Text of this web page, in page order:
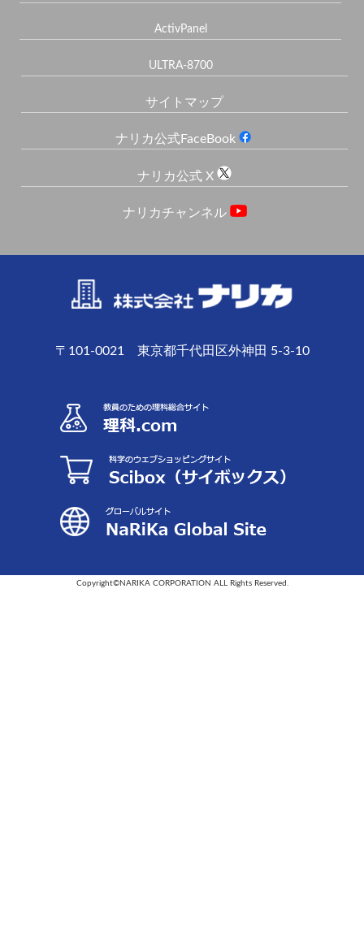
ActivPanel
ULTRA-8700
サイトマップ
ナリカ公式FaceBook
ナリカ公式 X
ナリカチャンネル
〒101-0021 東京都千代田区外神田 5-3-10
Copyright©NARIKA CORPORATION ALL Rights Reserved.